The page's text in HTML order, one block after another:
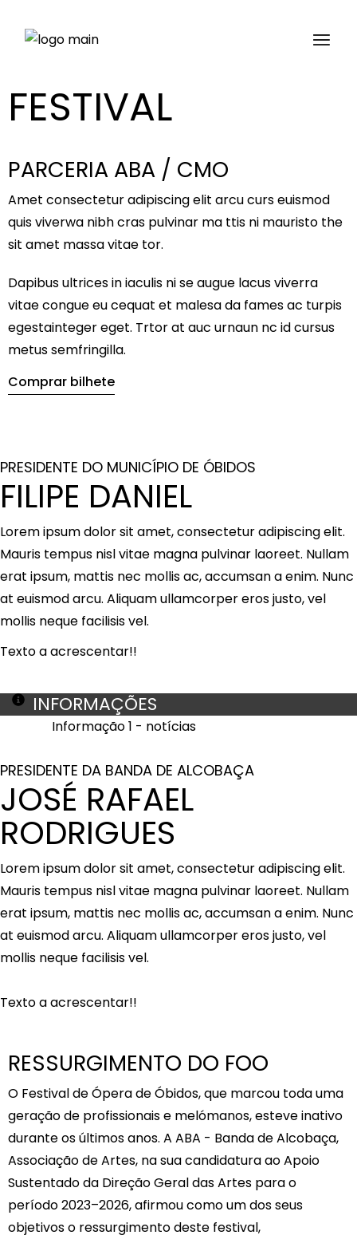
FESTIVAL
PARCERIA ABA / CMO
Amet consectetur adipiscing elit arcu curs euismod
quis viverwa nibh cras pulvinar ma ttis ni mauristo the
sit amet massa vitae tor.
Dapibus ultrices in iaculis ni se augue lacus viverra
vitae congue eu cequat et malesa da fames ac turpis
egestainteger eget. Trtor at auc urnaun nc id cursus
metus semfringilla.
Comprar bilhete
PRESIDENTE DO MUNICÍPIO DE ÓBIDOS
FILIPE DANIEL
Lorem ipsum dolor sit amet, consectetur adipiscing elit.
Mauris tempus nisl vitae magna pulvinar laoreet. Nullam
erat ipsum, mattis nec mollis ac, accumsan a enim. Nunc
at euismod arcu. Aliquam ullamcorper eros justo, vel
mollis neque facilisis vel.
Texto a acrescentar!!
INFORMAÇÕES
Informação 1 - notícias
PRESIDENTE DA BANDA DE ALCOBAÇA
JOSÉ RAFAEL
RODRIGUES
Lorem ipsum dolor sit amet, consectetur adipiscing elit.
Mauris tempus nisl vitae magna pulvinar laoreet. Nullam
erat ipsum, mattis nec mollis ac, accumsan a enim. Nunc
at euismod arcu. Aliquam ullamcorper eros justo, vel
mollis neque facilisis vel.
Texto a acrescentar!!
RESSURGIMENTO DO FOO
O Festival de Ópera de Óbidos, que marcou toda uma
geração de profissionais e melómanos, esteve inativo
durante os últimos anos. A ABA - Banda de Alcobaça,
Associação de Artes, na sua candidatura ao Apoio
Sustentado da Direção Geral das Artes para o
período 2023–2026, afirmou como um dos seus
objetivos o ressurgimento deste festival,